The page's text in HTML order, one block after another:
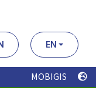
EN
MOBIGIS